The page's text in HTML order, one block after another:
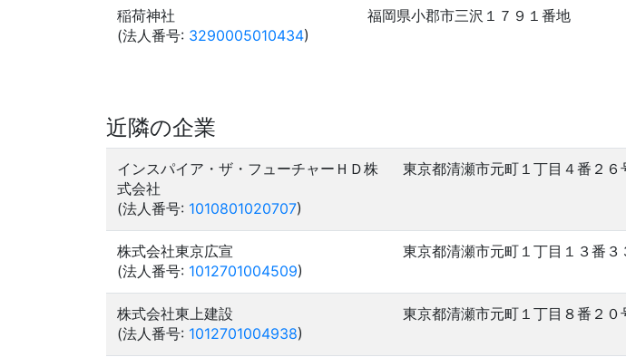
稲荷神社
(法人番号: 3290005010434)
福岡県小郡市三沢１７９１番地
近隣の企業
インスパイア・ザ・フューチャーＨＤ株
式会社
(法人番号: 1010801020707)
東京都清瀬市元町１丁目４番２６
株式会社東京広宣
(法人番号: 1012701004509)
東京都清瀬市元町１丁目１３番３
株式会社東上建設
(法人番号: 1012701004938)
東京都清瀬市元町１丁目８番２０